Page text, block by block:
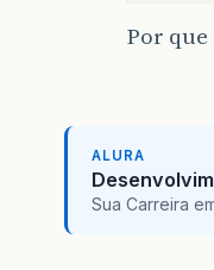
}
}
Por
ALURA
Sua Carreira